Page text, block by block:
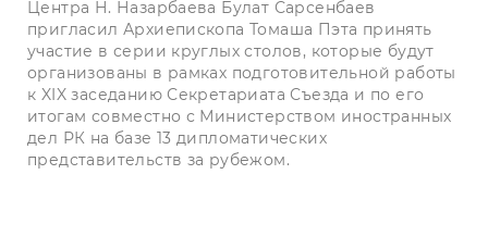
Центра Н. Назарбаева Булат Сарсенбаев
пригласил Архиепископа Томаша Пэта принять
участие в серии круглых столов, которые будут
организованы в рамках подготовительной работы
к XIX заседанию Секретариата Съезда и по его
итогам совместно с Министерством иностранных
дел РК на базе 13 дипломатических
представительств за рубежом.